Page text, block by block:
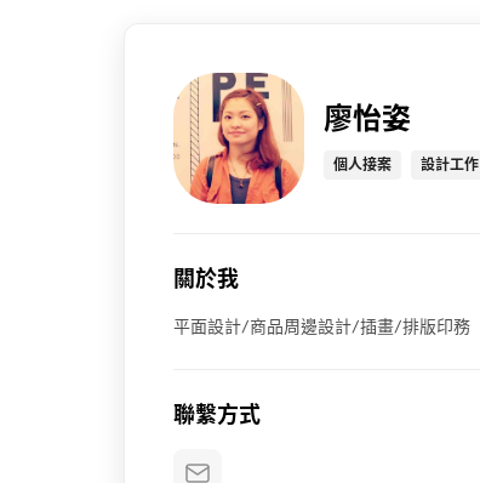
廖怡姿
個人接案 設計工作
關於我
平面設計/商品周邊設計/插畫/排版印務
聯繫方式